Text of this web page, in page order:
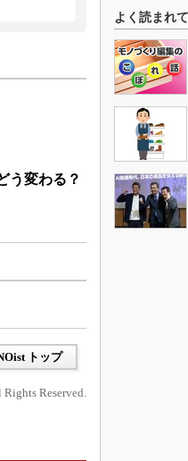
う変わる？
トップ
Reserved.
よく読まれ